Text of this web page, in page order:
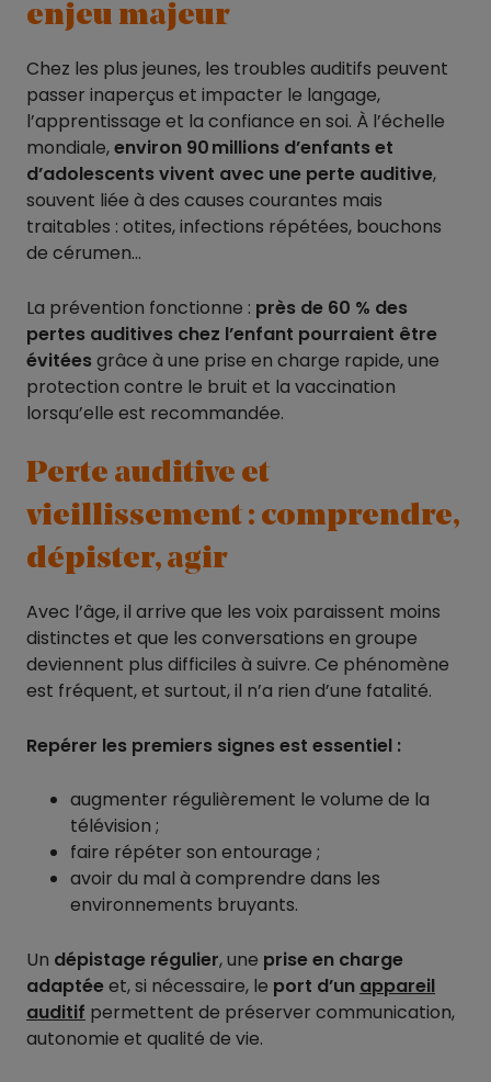
enjeu majeur
Chez les plus jeunes, les troubles auditifs peuvent
passer inaperçus et impacter le langage,
l’apprentissage et la confiance en soi. À l’échelle
mondiale,environ 90 millions d’enfants et
d’adolescents vivent avec une perte auditive,
souvent liée à des causes courantes mais
traitables : otites, infections répétées, bouchons
de cérumen…
La prévention fonctionne : près de 60 % des
pertes auditives chez l’enfant pourraient être
évitéesgrâce à une prise en charge rapide, une
protection contre le bruit et la vaccination
lorsqu’elle est recommandée.
Perte auditive et
vieillissement : comprendre,
dépister, agir
Avec l’âge, il arrive que les voix paraissent moins
distinctes et que les conversations en groupe
deviennent plus difficiles à suivre. Ce phénomène
est fréquent, et surtout, il n’a rien d’une fatalité.
Repérer les premiers signes est essentiel :
augmenter régulièrement le volume de la
télévision ;
faire répéter son entourage ;
avoir du mal à comprendre dans les
environnements bruyants.
Un dépistage régulier, une prise en charge
adaptéeet, si nécessaire, le port d’un appareil
auditif permettent de préserver communication,
autonomie et qualité de vie.